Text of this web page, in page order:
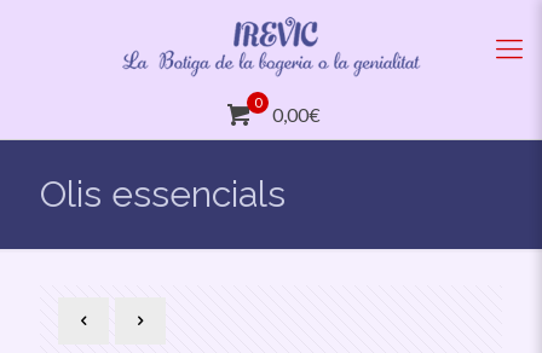
0
0,00€
Olis essencials